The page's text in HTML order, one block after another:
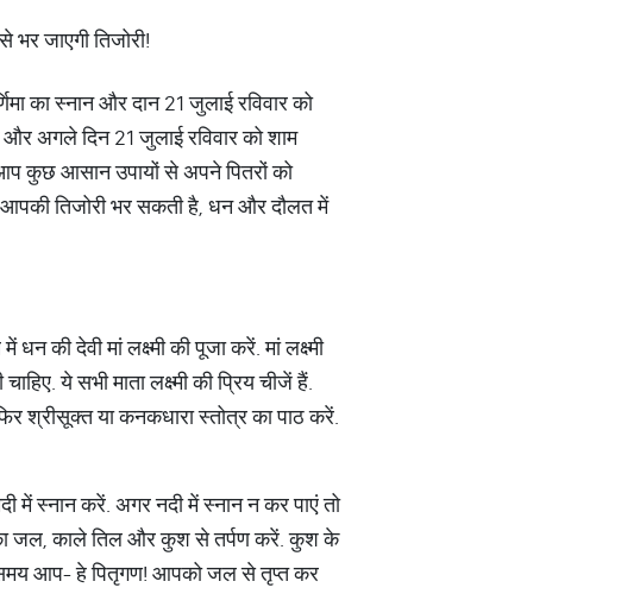
का स्नान और दान 21 जुलाई रविवार को
अगले दिन 21 जुलाई रविवार को शाम
आप कुछ आसान उपायों से अपने पितरों को
आपकी तिजोरी भर सकती है, धन और दौलत में
की देवी मां लक्ष्मी की पूजा करें. मां लक्ष्मी
ये सभी माता लक्ष्मी की प्रिय चीजें हैं.
श्रीसूक्त या कनकधारा स्तोत्र का पाठ करें.
में स्नान करें. अगर नदी में स्नान न कर पाएं तो
जल, काले तिल और कुश से तर्पण करें. कुश के
समय आप- हे पितृगण! आपको जल से तृप्त कर